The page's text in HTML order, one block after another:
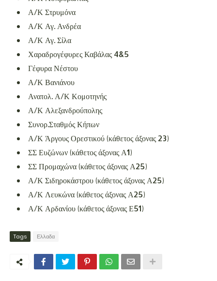
Α/Κ Στρυμόνα
Α/Κ Αγ. Ανδρέα
Α/Κ Αγ. Σίλα
Χαραδρογέφυρες Καβάλας 4&5
Γέφυρα Νέστου
Α/Κ Βανιάνου
Ανατολ. Α/Κ Κομοτηνής
Α/Κ Αλεξανδρούπολης
Συνορ.Σταθμός Κήπων
Α/Κ Άργους Ορεστικού (κάθετος άξονας 23)
ΣΣ Ευζώνων (κάθετος άξονας Α1)
ΣΣ Προμαχώνα (κάθετος άξονας Α25)
Α/Κ Σιδηροκάστρου (κάθετος άξονας Α25)
Α/Κ Λευκώνα (κάθετος άξονας Α25)
Α/Κ Αρδανίου (κάθετος άξονας Ε51)
Tags Ελλαδα